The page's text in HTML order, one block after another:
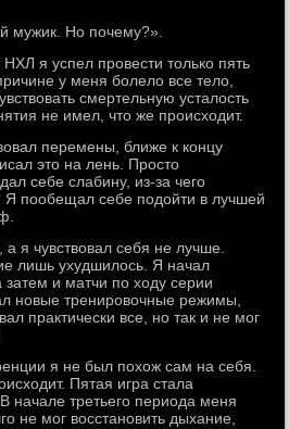
мужик. Но почему?».
я успел провести только пять
у меня болело все тело,
смертельную усталость
не имел, что же происходит.
перемены, ближе к концу
это на лень. Просто
себе слабину, из-за чего
Я пообещал себе подойти в лучшей
я чувствовал себя не лучше.
лишь ухудшилось. Я начал
затем и матчи по ходу серии
новые тренировочные режимы,
практически все, но так и не мог
я не был похож сам на себя.
Пятая игра стала
третьего периода меня
не мог восстановить дыхание,